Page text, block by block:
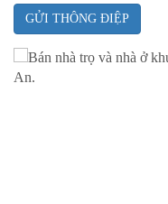
GỬI THÔNG ĐIỆP